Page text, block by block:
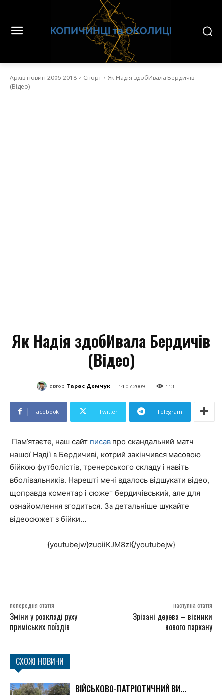
Архів новин 2006-2018 Спорт
Як Надія здобИвала Бердичів
(Відео)
Як Надія здобИвала Бердичів
(Відео)
автор Тарас Демчук - 14.07.2009 113
Facebook Twitter Telegram
Пам’ятаєте, наш сайт писав про скандальний матч
нашої Надії в Бердичиві, котрий закінчився масовою
бійкою футболістів, тренерського складу і навіть
вболівальників. Нарешті мені вдалось відшукати відео,
щоправда коментар і сюжет бердичівський, але для
ознайомлення згодиться. За детальніше шукайте
відеосюжет з бійки…
{youtubejw}zuoiiKJM8zI{/youtubejw}
попередня стаття
Зміни у розкладі руху
приміських поїздів
наступна стаття
Зрізані дерева – вісники
нового паркану
СХОЖІ НОВИНИ
ВІЙСЬКОВО-ПАТРІОТИЧНИЙ ВИ...